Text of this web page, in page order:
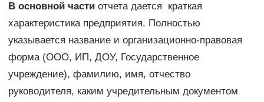
В основной частиотчета дается краткая
характеристика предприятия. Полностью
указывается название и организационно-правовая
форма (ООО, ИП, ДОУ, Государственное
учреждение), фамилию, имя, отчество
руководителя, каким учредительным документом